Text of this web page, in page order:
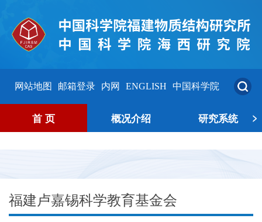
网站地图 邮箱登录 内网 ENGLISH 中国科学院
首 页 概况介绍 研究系统 >
福建卢嘉锡科学教育基金会